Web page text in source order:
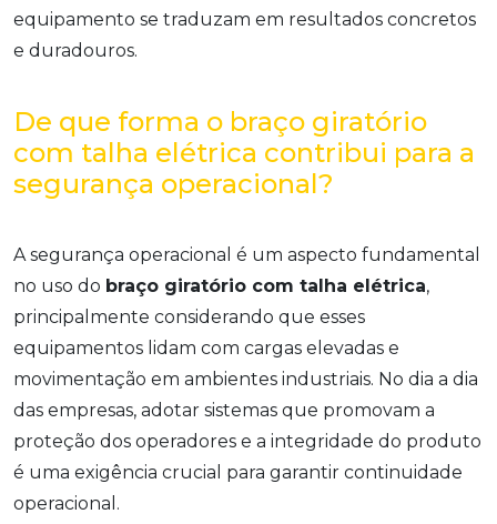
equipamento se traduzam em resultados concretos
e duradouros.
De que forma o braço giratório
com talha elétrica contribui para a
segurança operacional?
A segurança operacional é um aspecto fundamental
no uso do braço giratório com talha elétrica,
principalmente considerando que esses
equipamentos lidam com cargas elevadas e
movimentação em ambientes industriais. No dia a dia
das empresas, adotar sistemas que promovam a
proteção dos operadores e a integridade do produto
é uma exigência crucial para garantir continuidade
operacional.